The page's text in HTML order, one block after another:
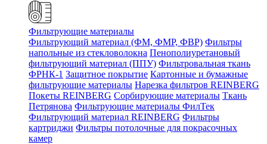
Фильтрующие материалы
Фильтрующий материал (ФМ, ФМР, ФВР) Фильтры
напольные из стекловолокна Пенополиуретановый
фильтрующий материал (ППУ) Фильтровальная ткань
ФРНК-1 Защитное покрытие Картонные и бумажные
фильтрующие материалы Нарезка фильтров REINBERG
Покеты REINBERG Сорбирующие материалы Ткань
Петрянова Фильтрующие материалы ФилТек
Фильтрующий материал REINBERG Фильтры
картриджи Фильтры потолочные для покрасочных
камер